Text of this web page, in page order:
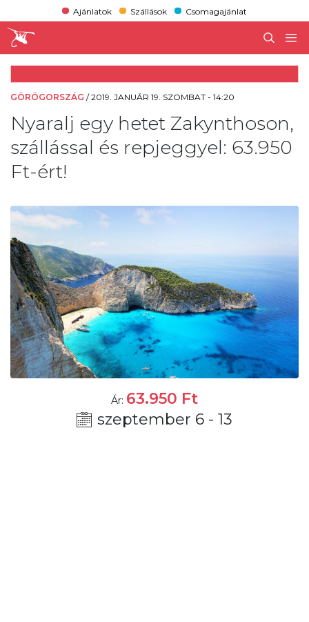
Ajánlatok Szállások Csomagajánlat
GÖRÖGORSZÁG /2019. JANUÁR 19. SZOMBAT - 14:20
Nyaralj egy hetet Zakynthoson,
szállással és repjeggyel: 63.950
Ft-ért!
Ár: 63.950 Ft
szeptember 6 - 13